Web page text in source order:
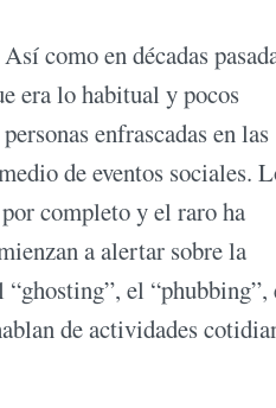
como en décadas
era lo habitual y pocos
enfrascadas en las
de eventos sociales.
completo y el raro ha
a alertar sobre la
el “phubbing”,
de actividades